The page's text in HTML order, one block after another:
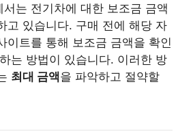
는 전기차에 대한 보조금 금액
고 있습니다. 구매 전에 해당 자
이트를 통해 보조금 금액을 확인
는 방법이 있습니다. 이러한 방
최대 금액을 파악하고 절약할